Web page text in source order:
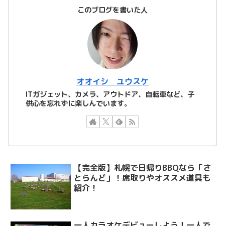
このブログを書いた人
オオイシ ユウスケ
ITガジェット、カメラ、アウトドア、自転車など、子
供心を忘れずに楽しんでいます。
【完全版】札幌で日帰りBBQなら「さ
とらんど」！席取りやオススメ道具も
紹介！